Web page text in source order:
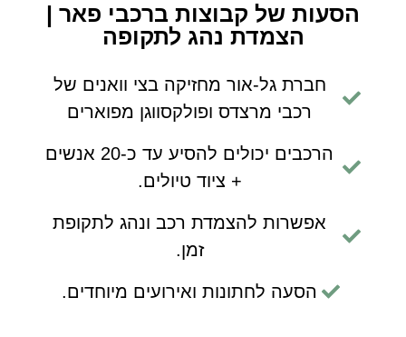
הסעות של קבוצות ברכבי פאר |
הצמדת נהג לתקופה
חברת גל-אור מחזיקה בצי וואנים של
רכבי מרצדס ופולקסווגן מפוארים
הרכבים יכולים להסיע עד כ-20 אנשים
+ ציוד טיולים.
אפשרות להצמדת רכב ונהג לתקופת
זמן.
הסעה לחתונות ואירועים מיוחדים.